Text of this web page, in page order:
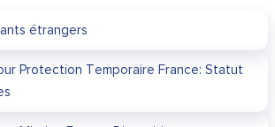
étrangers
Protection Temporaire France: Statut